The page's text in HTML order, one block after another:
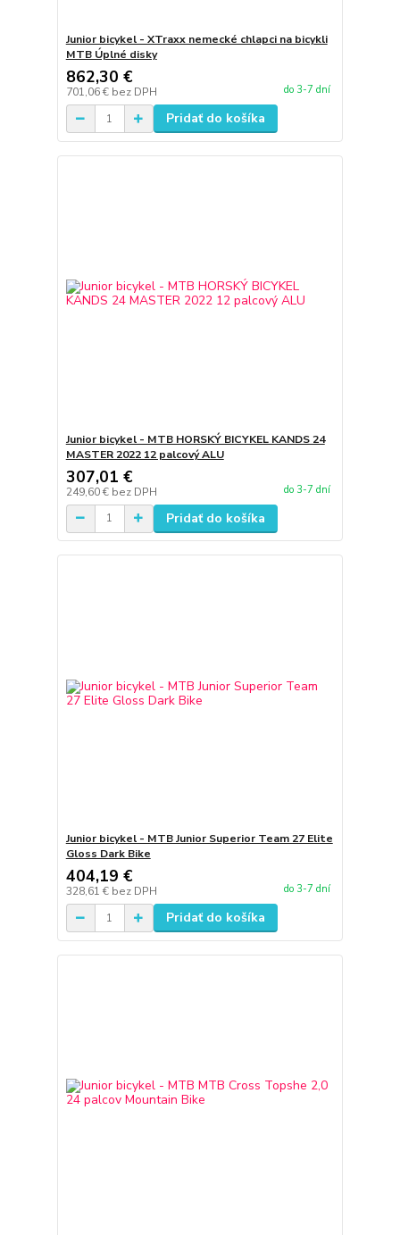
Junior bicykel - XTraxx nemecké chlapci na bicykli
MTB Úplné disky
862,30 €
701,06 € bez DPH do 3-7 dní
Pridať do košíka
Junior bicykel - MTB HORSKÝ BICYKEL KANDS 24
MASTER 2022 12 palcový ALU
307,01 €
249,60 € bez DPH do 3-7 dní
Pridať do košíka
Junior bicykel - MTB Junior Superior Team 27 Elite
Gloss Dark Bike
404,19 €
328,61 € bez DPH do 3-7 dní
Pridať do košíka